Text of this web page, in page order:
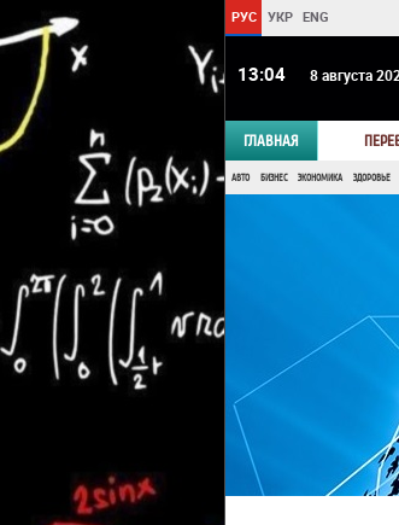
РУС УКР ENG
13:04 8 августа
ГЛАВНАЯ
АВТО БИЗНЕС ЭКОНОМИКА ЗДОРОВЬЕ